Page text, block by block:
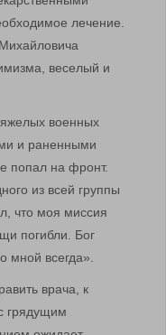
лечение.
веселый и
военных
и раненными
попал на фронт.
из всей группы
что моя миссия
погибли. Бог
мной всегда».
врача, к
грядущим